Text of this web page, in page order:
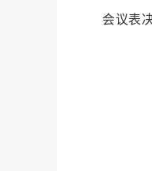
会议表